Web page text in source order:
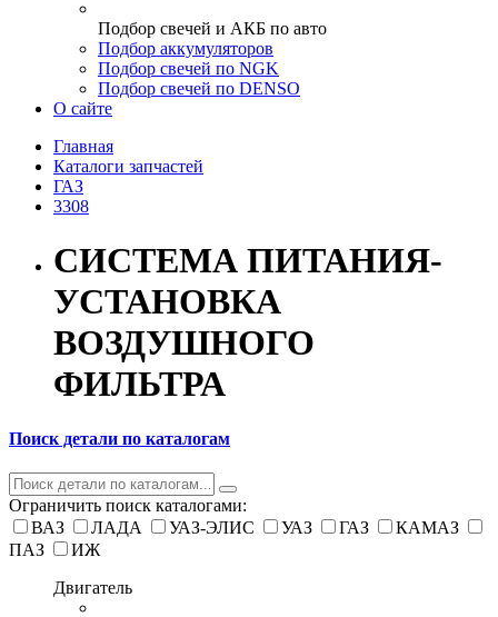
Подбор свечей и АКБ по авто
Подбор аккумуляторов
Подбор свечей по NGK
Подбор свечей по DENSO
О сайте
Главная
Каталоги запчастей
ГАЗ
3308
СИСТЕМА ПИТАНИЯ-
УСТАНОВКА
ВОЗДУШНОГО
ФИЛЬТРА
Поиск детали по каталогам
Ограничить поиск каталогами:
ВАЗ
ЛАДА УАЗ-ЭЛИС УАЗ ГАЗ
КАМАЗ
ПАЗ
ИЖ
Двигатель